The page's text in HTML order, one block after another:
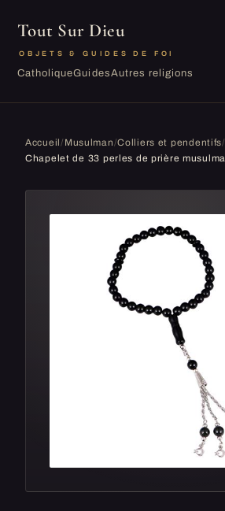
Tout Sur Dieu
OBJETS & GUIDES DE FOI
CatholiqueGuidesAutres religions
Accueil/ Musulman/Colliers et pendentifs/